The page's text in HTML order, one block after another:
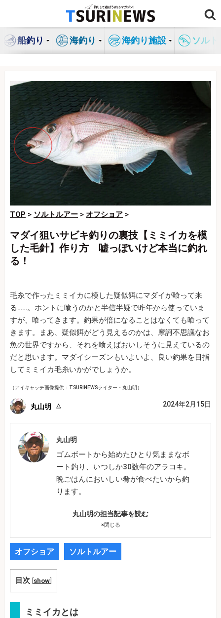
ン
船釣り 海釣り 海釣り施設 ソル
TOP > ソルトルアー > オフショア >
マダイ狙いサビキ釣りの裏技【ミミイカを模
した毛針】作り方 嘘っぽいけど本当に釣れ
る！
毛糸で作ったミミイカに模した疑似餌にマダイが喰って来
る……。ホントに喰うのかと半信半疑で昨年から使っていま
すが、喰ってきます。釣果が倍になることはなくても喰って
きます。まあ、疑似餌がどう見えるのかは、摩訶不思議なお
魚の世界ですから、それを喰えばおいしそうに見えているの
だと思います。マダイシーズンもいよいよ、良い釣果を目指
してミミイカ毛糸いかがでしょうか。
（アイキャッチ画像提供：TSURINEWSライター・丸山明）
丸山明 2024年2月15日
丸山明
ゴムボートから始めたひとり気ままなボ
ート釣り、いつしか30数年のアラコキ。
晩ごはんにおいしい肴が食べたいから釣
ります。
丸山明の担当記事を読む
×閉じる
オフショア ソルトルアー
目次 [show]
ミミイカとは